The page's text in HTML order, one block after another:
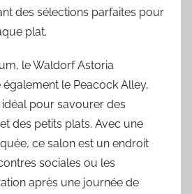
des sélections parfaites pour
plat.
le Waldorf Astoria
le Peacock Alley,
pour savourer des
des petits plats. Avec une
ce salon est un endroit
sociales ou les
après une journée de